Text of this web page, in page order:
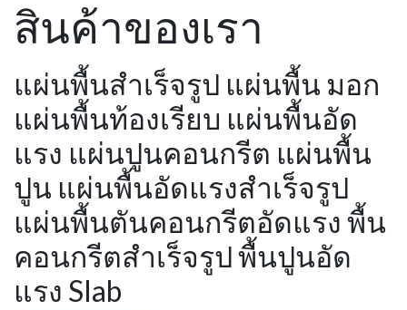
สินค้าของเรา
แผ่นพื้นสำเร็จรูป แผ่นพื้น มอก
แผ่นพื้นท้องเรียบ แผ่นพื้นอัด
แรง แผ่นปูนคอนกรีต แผ่นพื้น
ปูน แผ่นพื้นอัดแรงสำเร็จรูป
แผ่นพื้นตันคอนกรีตอัดแรง พื้น
คอนกรีตสำเร็จรูป พื้นปูนอัด
แรง Slab